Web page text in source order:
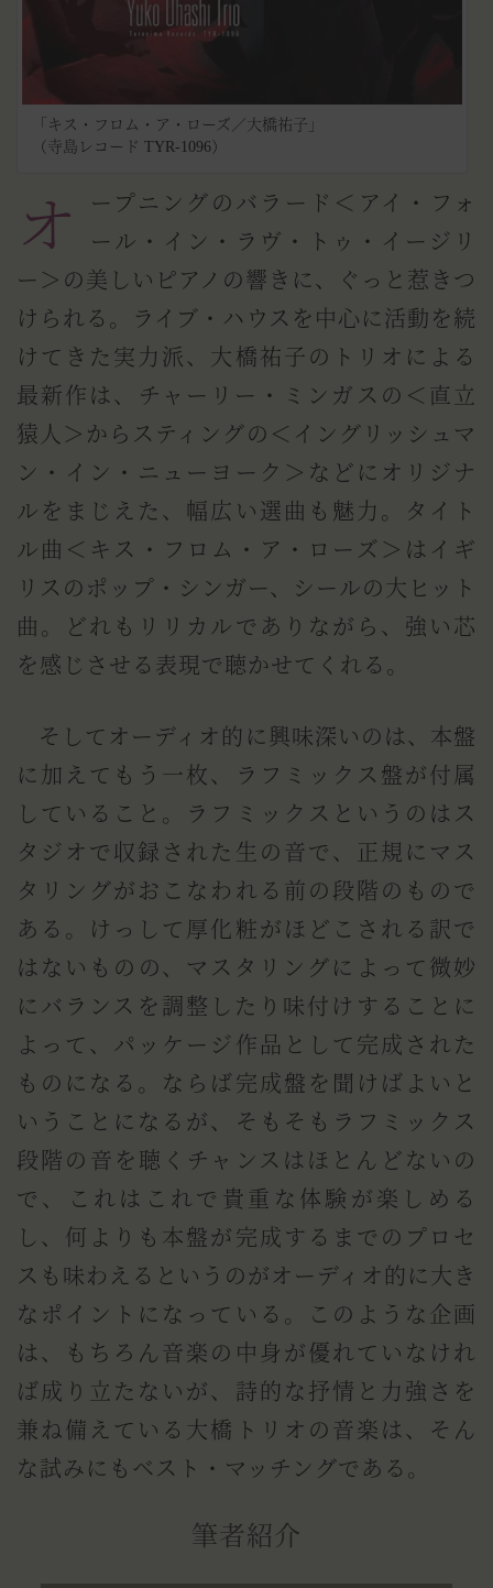
「キス・フロム・ア・ローズ／大橋祐子」
（寺島レコード TYR-1096）
オープニングのバラード＜アイ・フォ
ール・イン・ラヴ・トゥ・イージリ
ー＞の美しいピアノの響きに、ぐっと惹きつ
けられる。ライブ・ハウスを中心に活動を続
けてきた実力派、大橋祐子のトリオによる
最新作は、チャーリー・ミンガスの＜直立
猿人＞からスティングの＜イングリッシュマ
ン・イン・ニューヨーク＞などにオリジナ
ルをまじえた、幅広い選曲も魅力。タイト
ル曲＜キス・フロム・ア・ローズ＞はイギ
リスのポップ・シンガー、シールの大ヒット
曲。どれもリリカルでありながら、強い芯
を感じさせる表現で聴かせてくれる。
そしてオーディオ的に興味深いのは、本盤
に加えてもう一枚、ラフミックス盤が付属
していること。ラフミックスというのはス
タジオで収録された生の音で、正規にマス
タリングがおこなわれる前の段階のもので
ある。けっして厚化粧がほどこされる訳で
はないものの、マスタリングによって微妙
にバランスを調整したり味付けすることに
よって、パッケージ作品として完成された
ものになる。ならば完成盤を聞けばよいと
いうことになるが、そもそもラフミックス
段階の音を聴くチャンスはほとんどないの
で、これはこれで貴重な体験が楽しめる
し、何よりも本盤が完成するまでのプロセ
スも味わえるというのがオーディオ的に大き
なポイントになっている。このような企画
は、もちろん音楽の中身が優れていなけれ
ば成り立たないが、詩的な抒情と力強さを
兼ね備えている大橋トリオの音楽は、そん
な試みにもベスト・マッチングである。
筆者紹介